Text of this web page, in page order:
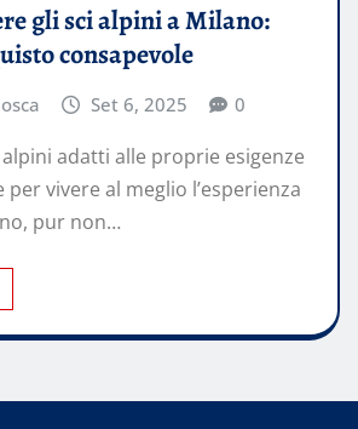
gli sci alpini a Milano:
consapevole
Set 6, 2025 0
alpini adatti alle proprie esigenze
vivere al meglio l’esperienza
pur non…